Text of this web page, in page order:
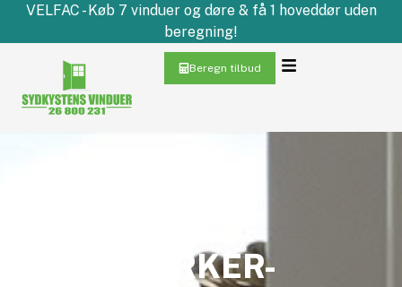
VELFAC - Køb 7 vinduer og døre & få 1 hoveddør uden
beregning!
Beregn tilbud
HÅNDVÆRKER-